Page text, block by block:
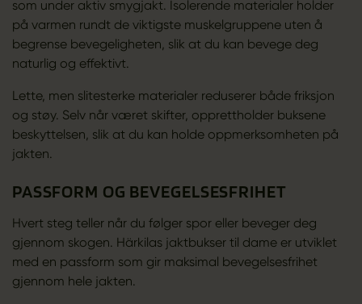
som under aktiv smygjakt. Isolerende materialer holder
på varmen rundt de viktigste muskelgruppene uten å
begrense bevegeligheten, slik at du kan bevege deg
naturlig og effektivt.
Lette, men slitesterke materialer reduserer både friksjon
og støy. Selv når været skifter, opprettholder buksene
beskyttelsen, slik at du kan holde oppmerksomheten på
jakten.
PASSFORM OG BEVEGELSESFRIHET
Hvert steg teller når du følger spor eller beveger deg
gjennom skogen. Härkilas jaktbukser til dame er utviklet
med en passform som gir maksimal bevegelsesfrihet
gjennom hele jakten.